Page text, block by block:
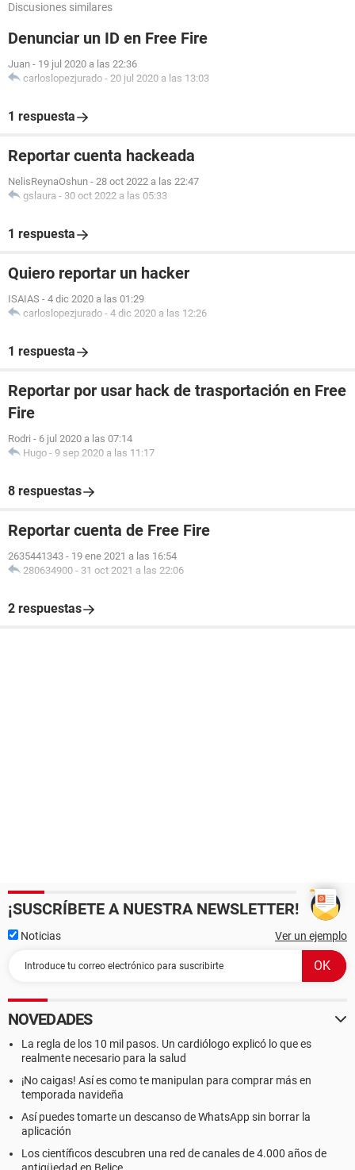
Discusiones similares
Denunciar un ID en Free Fire
Juan - 19 jul 2020 a las 22:36
carloslopezjurado - 20 jul 2020 a las 13:03
1 respuesta
Reportar cuenta hackeada
NelisReynaOshun - 28 oct 2022 a las 22:47
gslaura - 30 oct 2022 a las 05:33
1 respuesta
Quiero reportar un hacker
ISAIAS - 4 dic 2020 a las 01:29
carloslopezjurado - 4 dic 2020 a las 12:26
1 respuesta
Reportar por usar hack de trasportación en Free
Fire
Rodri - 6 jul 2020 a las 07:14
Hugo - 9 sep 2020 a las 11:17
8 respuestas
Reportar cuenta de Free Fire
2635441343 - 19 ene 2021 a las 16:54
280634900 - 31 oct 2021 a las 22:06
2 respuestas
¡SUSCRÍBETE A NUESTRA NEWSLETTER!
Noticias Ver un ejemplo
NOVEDADES
La regla de los 10 mil pasos. Un cardiólogo explicó lo que es
realmente necesario para la salud
¡No caigas! Así es como te manipulan para comprar más en
temporada navideña
Así puedes tomarte un descanso de WhatsApp sin borrar la
aplicación
Los científicos descubren una red de canales de 4.000 años de